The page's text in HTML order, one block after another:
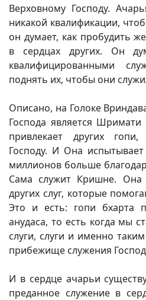
Верховному Господу.
никакой квалификации,
он думает, как пробудить
в сердцах других. Он
квалифицированными
поднять их, чтобы они
Описано, на Голоке
Господа является Шримати
привлекает других
Господу. И Она
миллионов больше
Сама служит Кришне. Она
других слуг, которые
Это и есть: гопи бхарта
анудаса, то есть когда мы
слуги, слуги и именно
прибежище служения
И в сердце ачарьи
преданное служение в